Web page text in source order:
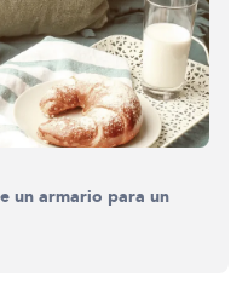
un armario para un